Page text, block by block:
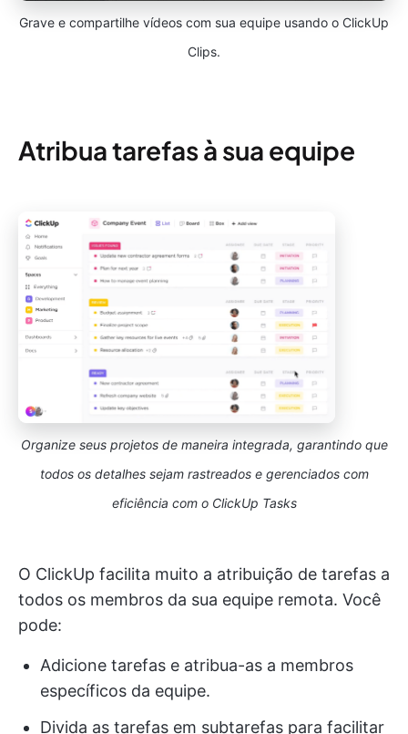
Grave e compartilhe vídeos com sua equipe usando o ClickUp
Clips.
Atribua tarefas à sua equipe
Organize seus projetos de maneira integrada, garantindo que
todos os detalhes sejam rastreados e gerenciados com
eficiência com o ClickUp Tasks
O ClickUp facilita muito a atribuição de tarefas a
todos os membros da sua equipe remota. Você
pode:
Adicione tarefas e atribua-as a membros
específicos da equipe.
Divida as tarefas em subtarefas para facilitar